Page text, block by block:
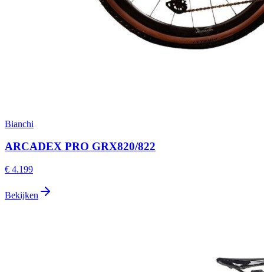
Bianchi
ARCADEX PRO GRX820/822
€ 4.199
Bekijken